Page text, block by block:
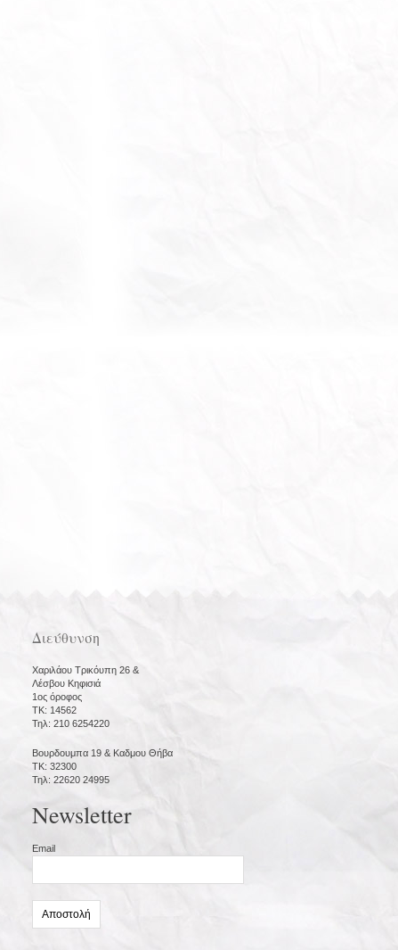
Διεύθυνση
Χαριλάου Τρικόυπη 26 &
Λέσβου Κηφισιά
1ος όροφος
ΤΚ: 14562
Τηλ: 210 6254220
Βουρδουμπα 19 & Καδμου Θήβα
ΤΚ: 32300
Τηλ: 22620 24995
Newsletter
Email